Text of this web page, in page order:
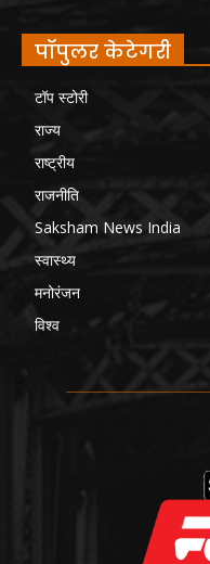
पॉपुलर केटेगरी
टॉप स्टोरी
राज्य
राष्ट्रीय
राजनीति
Saksham News India
स्वास्थ्य
मनोरंजन
विश्व